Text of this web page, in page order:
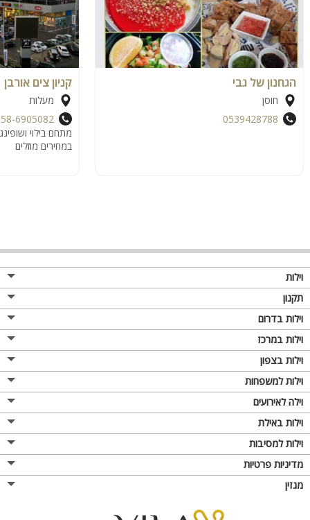
הגחנון של גבי
חוסן
0539428788
קניון צים אורבן
מעלות
6905082
מתחם בילוי
במחירים מוזלים
וילות
תקנון
וילות בדרום
וילות במרכז
וילות בצפון
וילות למשפחות
וילה לאירועים
וילות באילת
וילות למסיבות
מדיניות פרטיות
מגזין